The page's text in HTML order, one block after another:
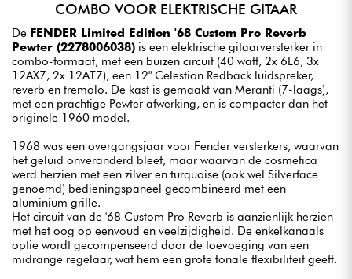
COMBO VOOR ELEKTRISCHE GITAAR
De FENDER Limited Edition '68 Custom Pro Reverb
Pewter (2278006038) is een elektrische gitaarversterker in
combo-formaat, met een buizen circuit (40 watt, 2x 6L6, 3x
12AX7, 2x 12AT7), een 12" Celestion Redback luidspreker,
reverb en tremolo. De kast is gemaakt van Meranti (7-laags),
met een prachtige Pewter afwerking, en is compacter dan het
originele 1960 model.
1968 was een overgangsjaar voor Fender versterkers, waarvan
het geluid onveranderd bleef, maar waarvan de cosmetica
werd herzien met een zilver en turquoise (ook wel Silverface
genoemd) bedieningspaneel gecombineerd met een
aluminium grille.
Het circuit van de '68 Custom Pro Reverb is aanzienlijk herzien
met het oog op eenvoud en veelzijdigheid. De enkelkanaals
optie wordt gecompenseerd door de toevoeging van een
midrange regelaar, wat hem een grote tonale flexibiliteit geeft.